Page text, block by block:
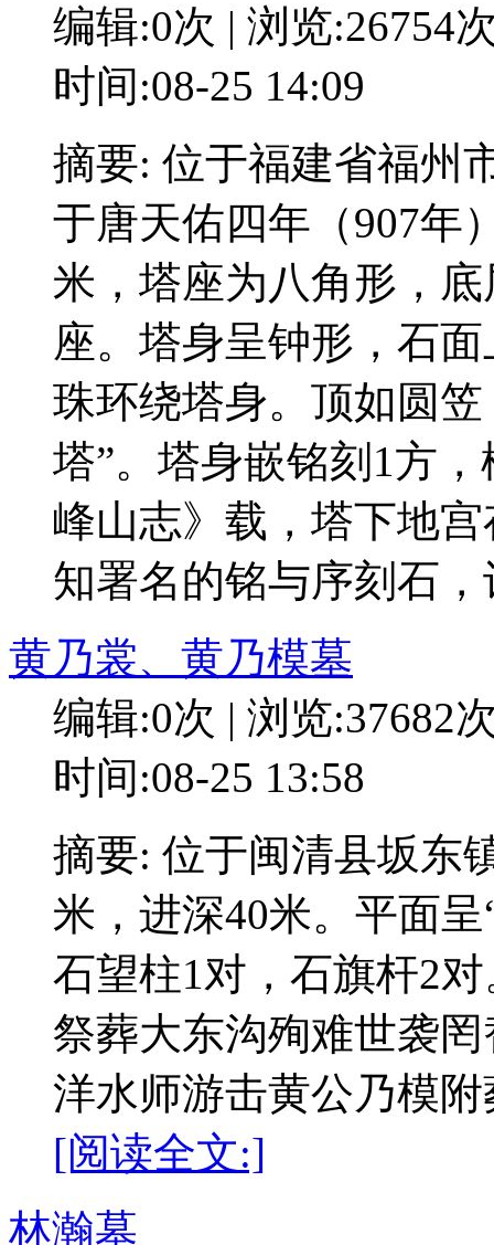
编辑:0次 | 浏览:26754
时间:08-25 14:09
摘要: 位于福建省福州
于唐天佑四年（907年
米，塔座为八角形，
座。塔身呈钟形，石
珠环绕塔身。顶如圆
塔”。塔身嵌铭刻1方
峰山志》载，塔下地
知署名的铭与序刻石，
黄乃裳、黄乃模墓
编辑:0次 | 浏览:37682
时间:08-25 13:58
摘要: 位于闽清县坂东
米，进深40米。平面
石望柱1对，石旗杆2
祭葬大东沟殉难世袭
洋水师游击黄公乃模
[阅读全文:]
林瀚墓